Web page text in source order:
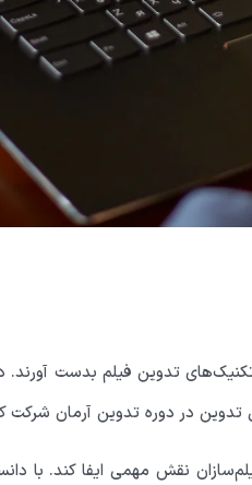
تدوین فیلم بدست آورند.
تدوین در دوره تدوین آرمان شرکت
نقش مهمی ایفا کند. با